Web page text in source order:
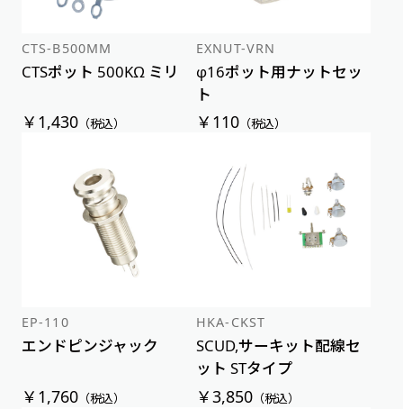
CTS-B500MM
CTSポット 500KΩ ミリ
￥1,430（税込）
EXNUT-VRN
φ16ポット用ナットセッ
ト
￥110 （税込）
EP-110
エンドピンジャック
￥1,760（税込）
HKA-CKST
SCUD,サーキット配線セ
ット STタイプ
￥3,850 （税込）